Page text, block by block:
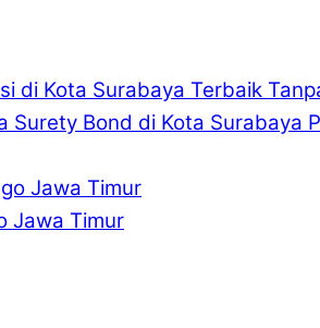
di Kota Surabaya Terbaik
Surety Bond di Kota Surabaya
Jawa Timur
Jawa Timur